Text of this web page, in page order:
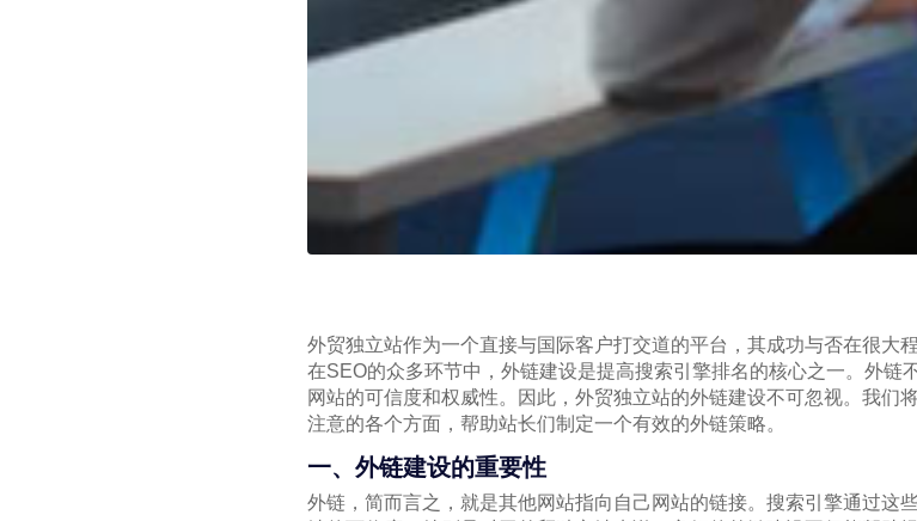
外贸独立站作为一个直接与国际客户打交道的平台，其成功与否在很大
在SEO的众多环节中，外链建设是提高搜索引擎排名的核心之一。外链
网站的可信度和权威性。因此，外贸独立站的外链建设不可忽视。我们
注意的各个方面，帮助站长们制定一个有效的外链策略。
一、外链建设的重要性
外链，简而言之，就是其他网站指向自己网站的链接。搜索引擎通过这